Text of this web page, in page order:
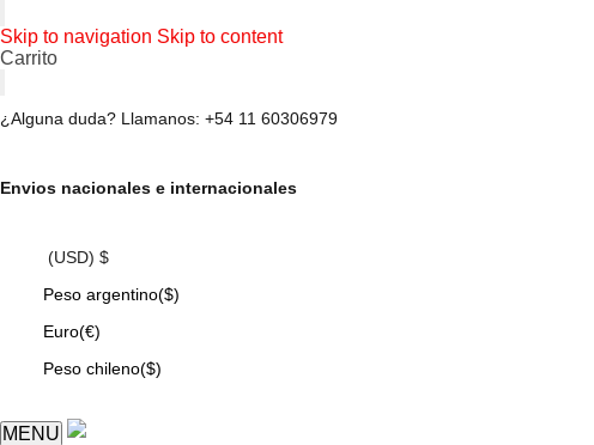
Skip to navigation Skip to content
Carrito
¿Alguna duda? Llamanos: +54 11 60306979
Envios nacionales e internacionales
(USD) $
Peso argentino($)
Euro(€)
Peso chileno($)
MENU